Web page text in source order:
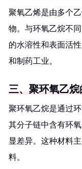
聚氧乙烯是由多个
物。与环氧乙烷不
的水溶性和表面活
和制药工业。
三、聚环氧乙
聚环氧乙烷是通过
其分子链中含有环
显差异。这种材料
料。